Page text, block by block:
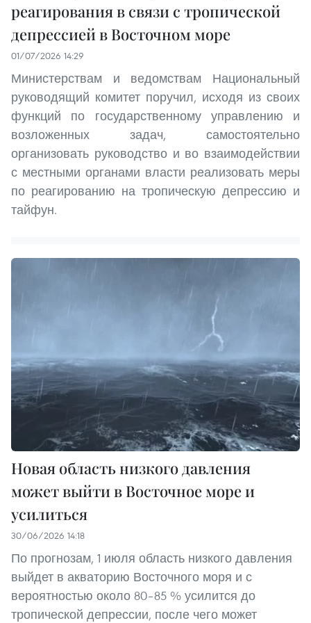
реагирования в связи с тропической
депрессией в Восточном море
01/07/2026 14:29
Министерствам и ведомствам Национальный
руководящий комитет поручил, исходя из своих
функций по государственному управлению и
возложенных задач, самостоятельно
организовать руководство и во взаимодействии
с местными органами власти реализовать меры
по реагированию на тропическую депрессию и
тайфун.
Новая область низкого давления
может выйти в Восточное море и
усилиться
30/06/2026 14:18
По прогнозам, 1 июля область низкого давления
выйдет в акваторию Восточного моря и с
вероятностью около 80–85 % усилится до
тропической депрессии, после чего может